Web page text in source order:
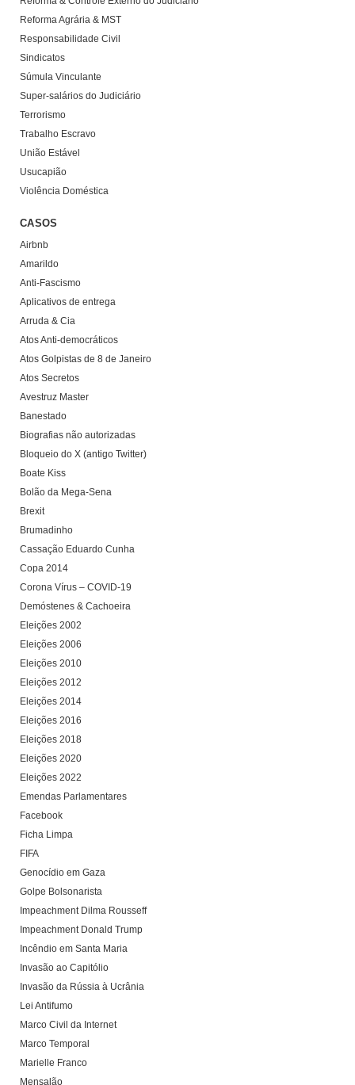
Reforma Agrária & MST
Responsabilidade Civil
Sindicatos
Súmula Vinculante
Super-salários do Judiciário
Terrorismo
Trabalho Escravo
União Estável
Usucapião
Violência Doméstica
CASOS
Airbnb
Amarildo
Anti-Fascismo
Aplicativos de entrega
Arruda & Cia
Atos Anti-democráticos
Atos Golpistas de 8 de Janeiro
Atos Secretos
Avestruz Master
Banestado
Biografias não autorizadas
Bloqueio do X (antigo Twitter)
Boate Kiss
Bolão da Mega-Sena
Brexit
Brumadinho
Cassação Eduardo Cunha
Copa 2014
Corona Vírus – COVID-19
Demóstenes & Cachoeira
Eleições 2002
Eleições 2006
Eleições 2010
Eleições 2012
Eleições 2014
Eleições 2016
Eleições 2018
Eleições 2020
Eleições 2022
Emendas Parlamentares
Facebook
Ficha Limpa
FIFA
Genocídio em Gaza
Golpe Bolsonarista
Impeachment Dilma Rousseff
Impeachment Donald Trump
Incêndio em Santa Maria
Invasão ao Capitólio
Invasão da Rússia à Ucrânia
Lei Antifumo
Marco Civil da Internet
Marco Temporal
Marielle Franco
Mensalão